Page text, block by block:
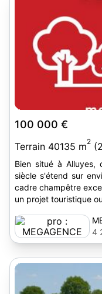
100 000 €
Terrain 40135 m2
Bien situé à Alluyes,
siècle s'étend sur
cadre champêtre
un projet touristique
4